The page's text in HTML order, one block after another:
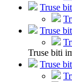
Truse
Truse
Truse biti
Truse